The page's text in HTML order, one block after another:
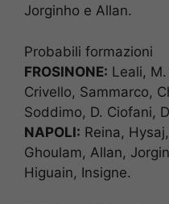
Jorginho e Allan.
Probabili formazioni
FROSINONE: Leali,
Crivello, Sammarco,
Soddimo, D. Ciofani,
NAPOLI: Reina,
Ghoulam, Allan,
Higuain, Insigne.